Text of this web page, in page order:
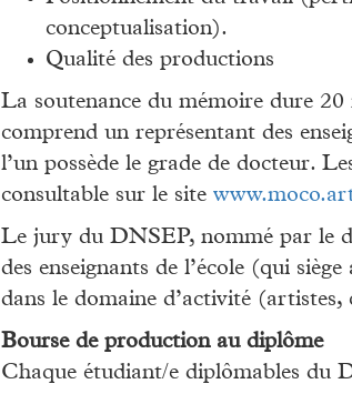
conceptualisation).
Qualité des productions
La soutenance du mémoire dure
comprend un représentant des
l’un possède le grade de docteur.
consultable sur le site
Le jury du DNSEP, nommé par le
des enseignants de l’école (qui
dans le domaine d’activité
Bourse de production au diplôme
Chaque étudiant/e diplômables du